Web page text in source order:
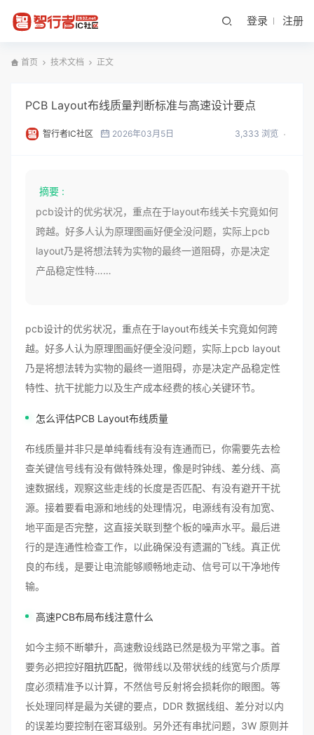
登录 注册
首页 技术文档 正文
PCB Layout布线质量判断标准与高速设计要点
智行者IC社区 2026年03月5日 3,333 浏览
摘要 :
pcb设计的优劣状况，重点在于layout布线关卡究竟如何
跨越。好多人认为原理图画好便全没问题，实际上pcb
layout乃是将想法转为实物的最终一道阻碍，亦是决定
产品稳定性特……
pcb设计的优劣状况，重点在于layout布线关卡究竟如何跨
越。好多人认为原理图画好便全没问题，实际上pcb layout
乃是将想法转为实物的最终一道阻碍，亦是决定产品稳定性
特性、抗干扰能力以及生产成本经费的核心关键环节。
怎么评估PCB Layout布线质量
布线质量并非只是单纯看线有没有连通而已，你需要先去检
查关键信号线有没有做特殊处理，像是时钟线、差分线、高
速数据线，观察这些走线的长度是否匹配、有没有避开干扰
源。接着要看电源和地线的处理情况，电源线有没有加宽、
地平面是否完整，这直接关联到整个板的噪声水平。最后进
行的是连通性检查工作，以此确保没有遗漏的飞线。真正优
良的布线，是要让电流能够顺畅地走动、信号可以干净地传
输。
高速PCB布局布线注意什么
如今主频不断攀升，高速敷设线路已然是极为平常之事。首
要务必把控好阻抗匹配，微带线以及带状线的线宽与介质厚
度必须精准予以计算，不然信号反射将会损耗你的眼图。等
长处理同样是最为关键的要点，DDR 数据线组、差分对以内
的误差均要控制在密耳级别。另外还有串扰问题，3W 原则并